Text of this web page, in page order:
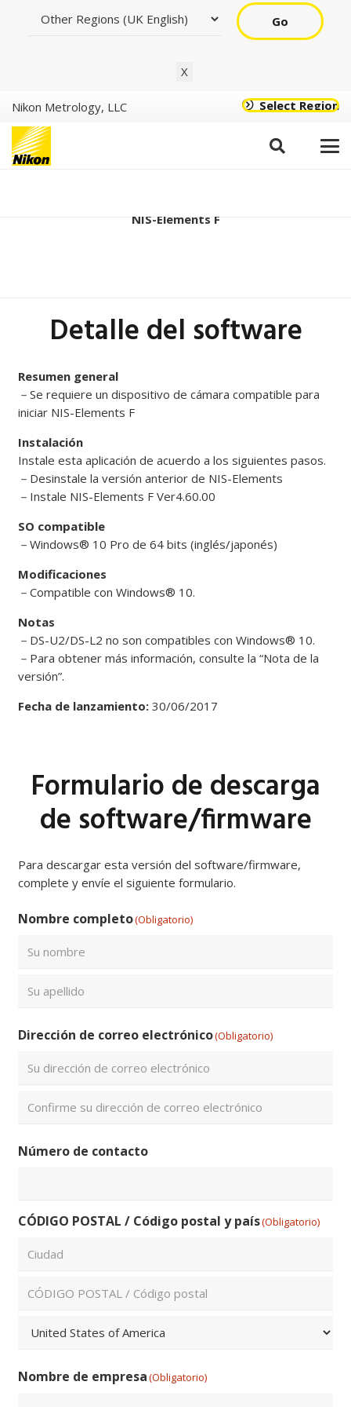
Go
X
Nikon Metrology, LLC Select Region
NIS-Elements F
Detalle del software
Resumen general
－ Se requiere un dispositivo de cámara compatible para
iniciar NIS-Elements F
Instalación
Instale esta aplicación de acuerdo a los siguientes pasos.
－ Desinstale la versión anterior de NIS-Elements
－ Instale NIS-Elements F Ver4.60.00
SO compatible
－ Windows® 10 Pro de 64 bits (inglés/japonés)
Modificaciones
－ Compatible con Windows® 10.
Notas
－ DS-U2/DS-L2 no son compatibles con Windows® 10.
－ Para obtener más información, consulte la “Nota de la
versión”.
Fecha de lanzamiento: 30/06/2017
Formulario de descarga
de software/firmware
Para descargar esta versión del software/firmware,
complete y envíe el siguiente formulario.
Nombre completo(Obligatorio)
Dirección de correo electrónico(Obligatorio)
un
email
Número de contacto
CÓDIGO POSTAL / Código postal y país(Obligatorio)
Postal
Nombre de empresa(Obligatorio)